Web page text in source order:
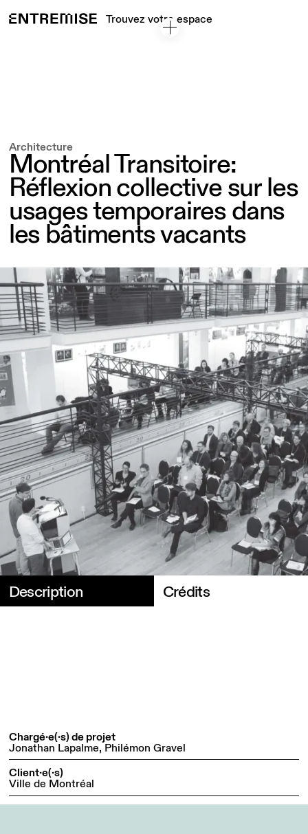
Trouvez votre espace
Architecture
Montréal Transitoire:
Réflexion collective sur les
usages temporaires dans
les bâtiments vacants
Description Crédits
Chargé·e(·s) de projet
Jonathan Lapalme, Philémon Gravel
Client·e(·s)
Ville de Montréal